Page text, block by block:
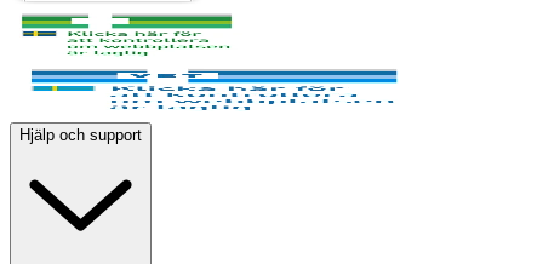
Hjälp och support